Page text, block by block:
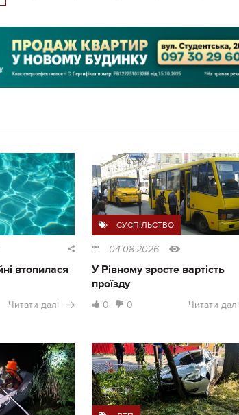
втопилася
Читати далі
СУСПІЛЬСТВО
04.08.2026
У Рівному зросте вартість
проїзду
0 0 Читати далі